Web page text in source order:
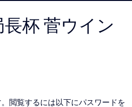
長杯 菅ウイン
閲覧するには以下にパスワードを